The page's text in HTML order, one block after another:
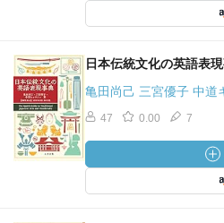
日本伝統文化の英語表
亀田尚己 三宮優子 中道
47 0.00 7